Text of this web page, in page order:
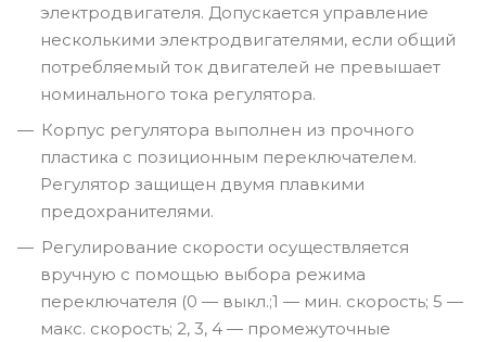
электродвигателя. Допускается управление
несколькими электродвигателями, если общий
потребляемый ток двигателей не превышает
номинального тока регулятора.
Корпус регулятора выполнен из прочного
пластика с позиционным переключателем.
Регулятор защищен двумя плавкими
предохранителями.
Регулирование скорости осуществляется
вручную с помощью выбора режима
переключателя (0 — выкл.;1 — мин. скорость; 5 —
макс. скорость; 2, 3, 4 — промежуточные